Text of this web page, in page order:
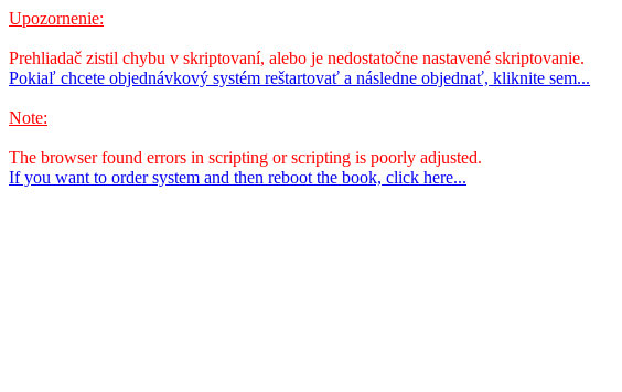
Upozornenie:
Prehliadač zistil chybu v skriptovaní, alebo je nedostatočne nastavené skriptovanie.
Pokiaľ chcete objednávkový systém reštartovať a následne objednať, kliknite sem...
Note:
The browser found errors in scripting or scripting is poorly adjusted.
If you want to order system and then reboot the book, click here...